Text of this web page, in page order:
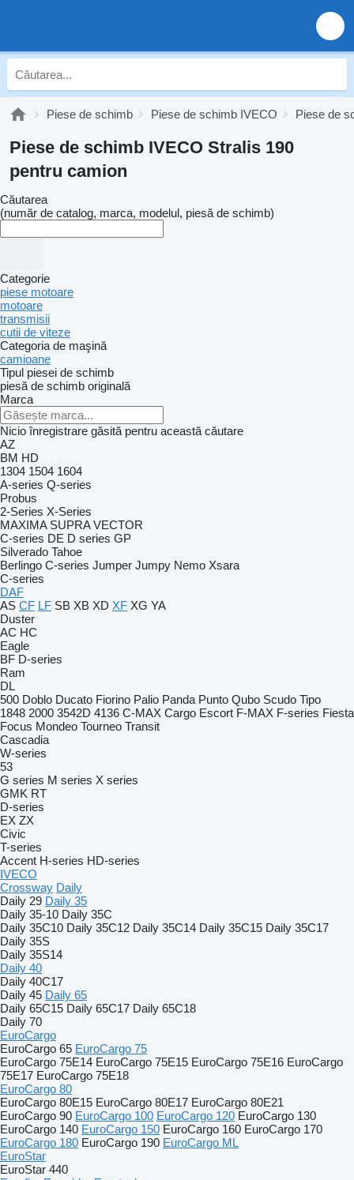
Piese de schimb Piese de schimb IVECO Piese de
Piese de schimb IVECO Stralis 190
pentru camion
Căutarea
(număr de catalog, marca, modelul, piesă de schimb)
Categorie
piese motoare
motoare
transmisii
cutii de viteze
Categoria de maşină
camioane
Tipul piesei de schimb
piesă de schimb originală
Marca
Nicio înregistrare găsită pentru această căutare
AZ
BM HD
1304 1504 1604
A-series Q-series
Probus
2-Series X-Series
MAXIMA SUPRA VECTOR
C-series DE D series GP
Silverado Tahoe
Berlingo C-series Jumper Jumpy Nemo Xsara
C-series
DAF
AS CF LF SB XB XD XF XG YA
Duster
AC HC
Eagle
BF D-series
Ram
DL
500 Doblo Ducato Fiorino Palio Panda Punto Qubo Scudo Tipo
1848 2000 3542D 4136 C-MAX Cargo Escort F-MAX F-series Fiesta
Focus Mondeo Tourneo Transit
Cascadia
W-series
53
G series M series X series
GMK RT
D-series
EX ZX
Civic
T-series
Accent H-series HD-series
IVECO
Crossway Daily
Daily 29 Daily 35
Daily 35-10 Daily 35C
Daily 35C10 Daily 35C12 Daily 35C14 Daily 35C15 Daily 35C17
Daily 35S
Daily 35S14
Daily 40
Daily 40C17
Daily 45 Daily 65
Daily 65C15 Daily 65C17 Daily 65C18
Daily 70
EuroCargo
EuroCargo 65 EuroCargo 75
EuroCargo 75E14 EuroCargo 75E15 EuroCargo 75E16 EuroCargo
75E17 EuroCargo 75E18
EuroCargo 80
EuroCargo 80E15 EuroCargo 80E17 EuroCargo 80E21
EuroCargo 90 EuroCargo 100 EuroCargo 120 EuroCargo 130
EuroCargo 140 EuroCargo 150 EuroCargo 160 EuroCargo 170
EuroCargo 180 EuroCargo 190 EuroCargo ML
EuroStar
EuroStar 440